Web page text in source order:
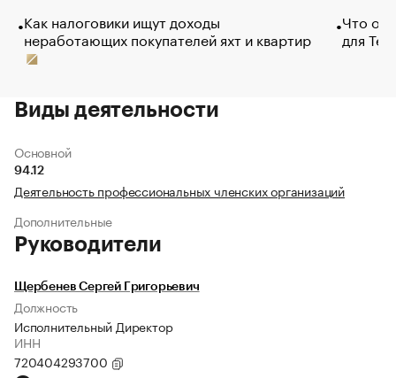
Как налоговики ищут доходы
неработающих покупателей яхт и квартир
Что
для
Виды деятельности
Основной
94.12
Деятельность профессиональных членских организаций
Дополнительные
Руководители
Щербенев Сергей Григорьевич
Должность
Исполнительный Директор
ИНН
720404293700